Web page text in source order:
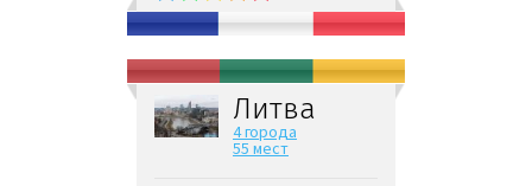
Литва
4 города
55 мест